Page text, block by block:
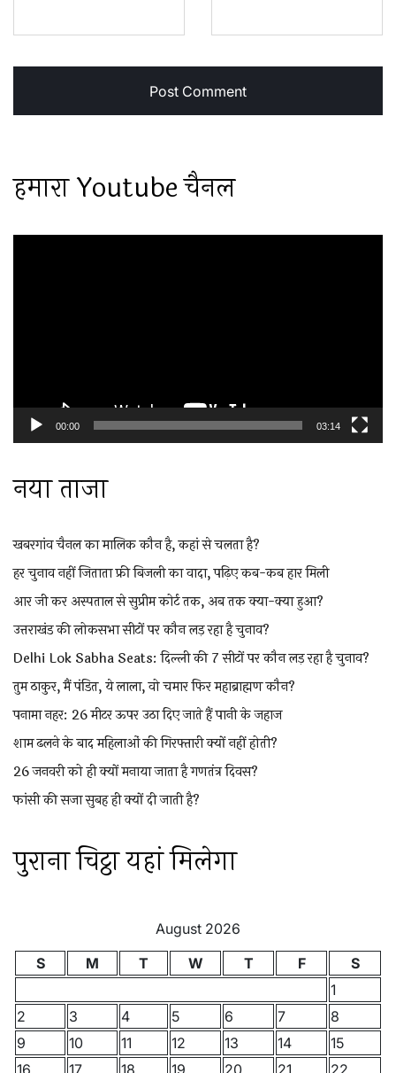
हमारा Youtube चैनल
00:00 03:14
नया ताजा
खबरगांव चैनल का मालिक कौन है, कहां से चलता है?
हर चुनाव नहीं जिताता फ्री बिजली का वादा, पढ़िए कब-कब हार मिली
आर जी कर अस्पताल से सुप्रीम कोर्ट तक, अब तक क्या-क्या हुआ?
उत्तराखंड की लोकसभा सीटों पर कौन लड़ रहा है चुनाव?
Delhi Lok Sabha Seats: दिल्ली की 7 सीटों पर कौन लड़ रहा है चुनाव?
तुम ठाकुर, मैं पंडित, ये लाला, वो चमार फिर महाब्राह्मण कौन?
पनामा नहर: 26 मीटर ऊपर उठा दिए जाते हैं पानी के जहाज
शाम ढलने के बाद महिलाओं की गिरफ्तारी क्यों नहीं होती?
26 जनवरी को ही क्यों मनाया जाता है गणतंत्र दिवस?
फांसी की सजा सुबह ही क्यों दी जाती है?
पुराना चिट्ठा यहां मिलेगा
August 2026
S
M T W T F
S
1
2
3 4 5 6 7
8
9
10 11 12 13 14
15